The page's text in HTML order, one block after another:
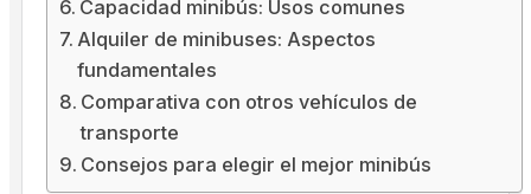
Capacidad minibús: Usos comunes
Alquiler de minibuses: Aspectos
fundamentales
Comparativa con otros vehículos de
transporte
Consejos para elegir el mejor minibús